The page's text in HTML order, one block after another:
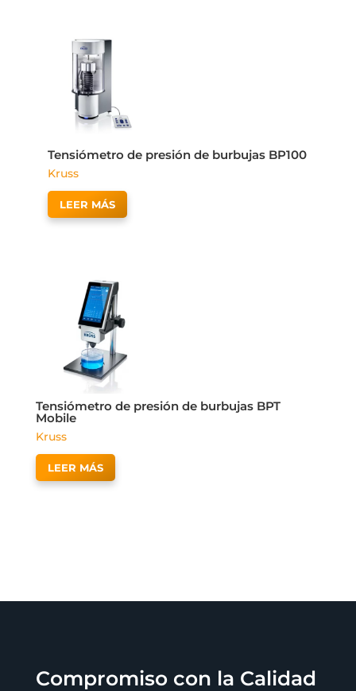
Tensiómetro de presión de burbujas BP100
Kruss
LEER MÁS
Tensiómetro de presión de burbujas BPT
Mobile
Kruss
LEER MÁS
Compromiso con la Calidad